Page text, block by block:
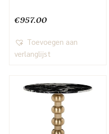
€957.00
Toevoegen aan
verlanglijst